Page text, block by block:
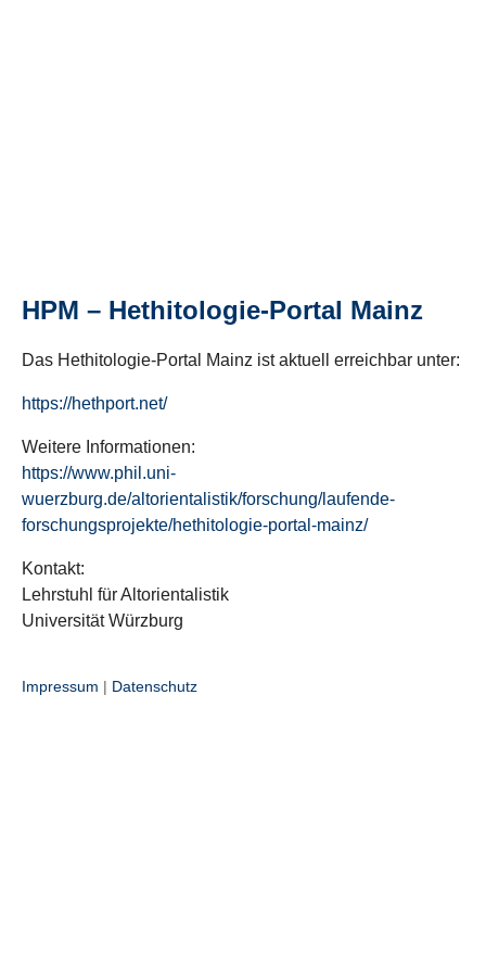
HPM – Hethitologie-Portal Mainz
Das Hethitologie-Portal Mainz ist aktuell erreichbar unter:
https://hethport.net/
Weitere Informationen:
https://www.phil.uni-
wuerzburg.de/altorientalistik/forschung/laufende-
forschungsprojekte/hethitologie-portal-mainz/
Kontakt:
Lehrstuhl für Altorientalistik
Universität Würzburg
Impressum | Datenschutz